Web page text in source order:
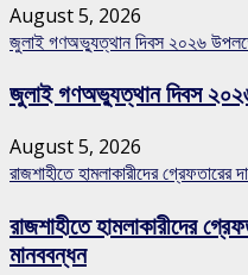
August 5, 2026
জুলাই গণঅভ্যুত্থান দিবস ২০২৬
জুলাই গণঅভ্যুত্থান দিবস ২০২৬
August 5, 2026
রাজশাহীতে হামলাকারীদের গ্রেফতারের
রাজশাহীতে হামলাকারীদের
মানববন্ধন